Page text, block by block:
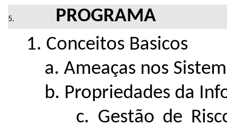
PROGRAMA
1. Conceitos Basicos
a. Ameaças nos
b. Propriedades da
c. Gestão de Risco –